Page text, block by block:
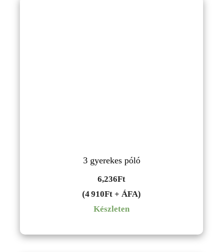
3 gyerekes póló
6,236Ft
(4 910Ft + ÁFA)
Készleten